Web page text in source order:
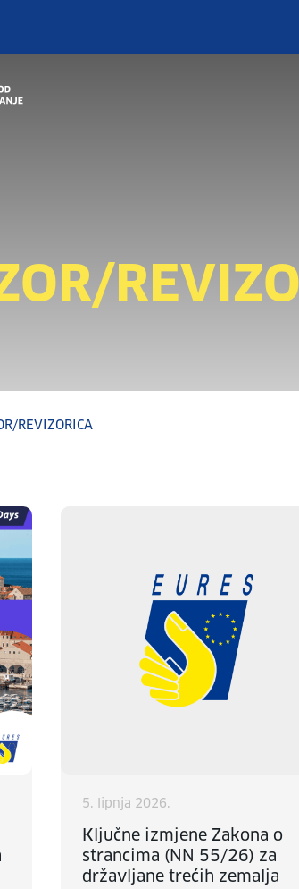
REVIZORICA
5. lipnja 2026.
Ključne izmjene Zakona o
strancima (NN 55/26) za
državljane trećih zemalja